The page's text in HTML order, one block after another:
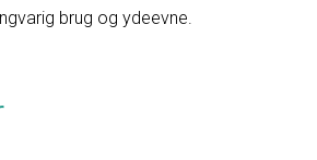
brug og ydeevne.